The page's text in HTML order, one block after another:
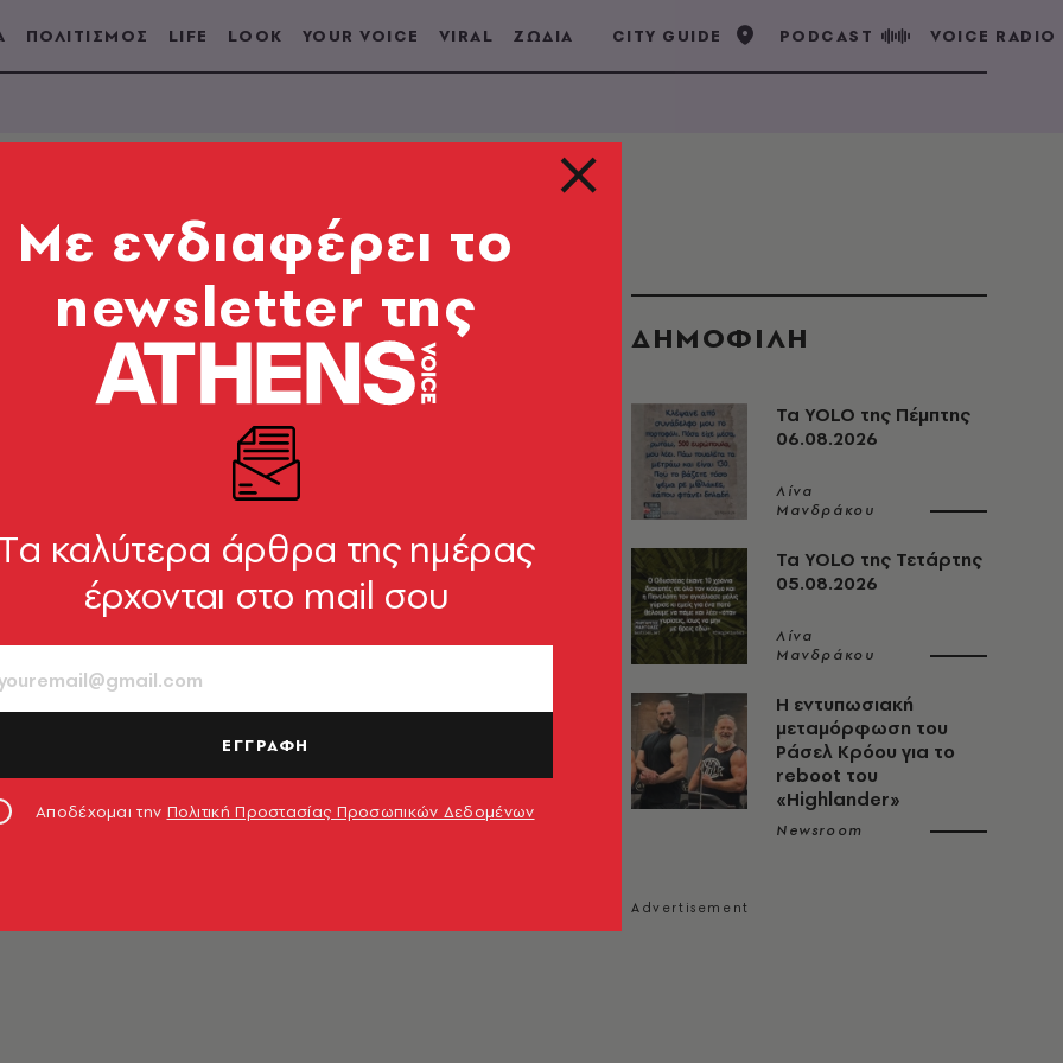
ΠΟΛΙΤΙΣΜΟΣ LIFE LOOK YOUR VOICE VIRAL ΖΩΔΙΑ CITY GUIDE PODCAST VOICE RADIO
νιώσω πέντε χρόνια αυτό το
κακό και βασανίζω τον εαυτό μου πώς να βρω τρόπο
ΔΗΜΟΦΙΛΗ
Τα YOLO της Πέμπτης
06.08.2026
Λίνα
Μανδράκου
Τα YOLO της Τετάρτης
05.08.2026
Λίνα
Μανδράκου
Η εντυπωσιακή
μεταμόρφωση του
Ράσελ Κρόου για το
reboot του
«Highlander»
Newsroom
Mε ενδιαφέρει το
newsletter της
Tα καλύτερα άρθρα της ημέρας
έρχονται στο mail σου
ΕΓΓΡΑΦΗ
Αποδέχομαι την Πολιτική Προστασίας Προσωπικών Δεδομένων